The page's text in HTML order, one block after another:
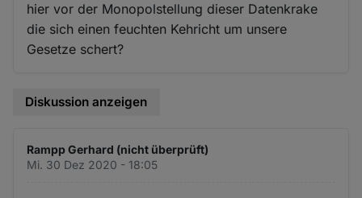
hier vor der Monopolstellung dieser Datenkrake
die sich einen feuchten Kehricht um unsere
Gesetze schert?
Diskussion anzeigen
Rampp Gerhard (nicht überprüft)
Mi. 30 Dez 2020 - 18:05